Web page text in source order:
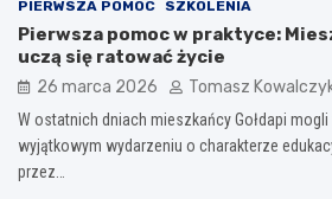
PIERWSZA POMOC SZKOLENIA
Pierwsza pomoc w praktyce:
uczą się ratować życie
26 marca 2026 Tomasz
W ostatnich dniach mieszkańcy Gołdapi
wyjątkowym wydarzeniu o charakterze
przez…